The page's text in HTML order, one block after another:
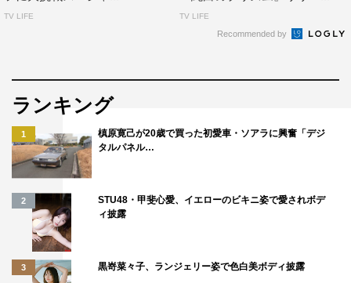
TV LIFE TV LIFE
Recommended by
ランキング
1
槙原寛己が20歳で買った初愛車・ソアラに興奮「デジ
タルパネル…
2
STU48・甲斐心愛、イエローのビキニ姿で愛されボデ
ィ披露
3 黒嵜菜々子、ランジェリー姿で色白美ボディ披露